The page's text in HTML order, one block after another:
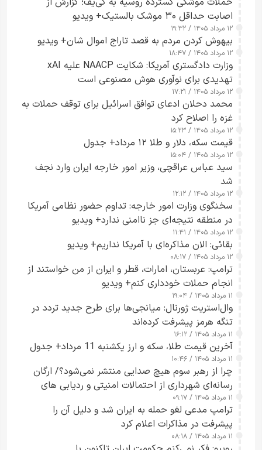
اصابت حداقل ۳۰ موشک بالستیک+ ویدیو
۱۲ مرداد ۱۴۰۵ / ۱۹:۳۲
بیهوش کردن مردم به قصد تاراج اموال شان+ ویدیو
۱۲ مرداد ۱۴۰۵ / ۱۸:۴۷
وزارت دادگستری آمریکا: شکایت NAACP علیه xAI
تهدیدی برای نوآوری هوش مصنوعی است
۱۲ مرداد ۱۴۰۵ / ۱۷:۲۱
محمد دحلان ادعای توافق اسرائیل برای توقف حملات به
غزه را اصلاح کرد
۱۲ مرداد ۱۴۰۵ / ۱۵:۲۳
قیمت سکه، دلار و طلا ۱۲ مرداد+ جدول
۱۲ مرداد ۱۴۰۵ / ۱۵:۰۴
سید عباس عراقچی، وزیر امور خارجه ایران وارد نجف
شد
۱۲ مرداد ۱۴۰۵ / ۱۲:۱۲
سخنگوی وزارت امور خارجه: تداوم حضور نظامی آمریکا
در منطقه نتیجه‌ای جز ناامنی ندارد+ ویدیو
۱۲ مرداد ۱۴۰۵ / ۱۱:۴۱
بقائی: الان مذاکره‌ای با آمریکا نداریم+ ویدیو
۱۲ مرداد ۱۴۰۵ / ۰۸:۱۷
ترامپ: عربستان، امارات، قطر و ایران از من خواستند از
انجام حملات خودداری کنم+ ویدیو
۱۱ مرداد ۱۴۰۵ / ۱۹:۰۴
وال‌استریت ژورنال: میانجی‌ها برای طرح جدید تردد در
تنگه هرمز پیشرفت کرده‌اند
۱۱ مرداد ۱۴۰۵ / ۱۶:۱۲
آخرین قیمت طلا، سکه و ارز یکشنبه 11 مرداد+ جدول
۱۱ مرداد ۱۴۰۵ / ۱۰:۴۶
چرا از رهبر سوم هیچ صدایی منتشر نمی‌شود؟/ ارگان
رسانه‌ای شهرداری از احتمالات امنیتی و ردیابی های
جاسوسی گفت
۱۱ مرداد ۱۴۰۵ / ۰۹:۱۷
ترامپ مدعی لغو حمله به ایران شد و دلیل آن را
پیشرفت در مذاکرات اعلام کرد
۱۱ مرداد ۱۴۰۵ / ۰۸:۱۸